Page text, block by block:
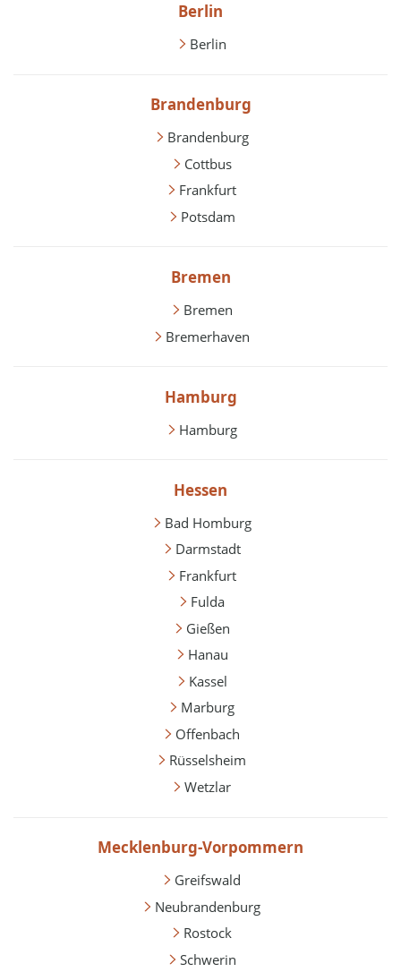
Berlin
Berlin
Brandenburg
Brandenburg
Cottbus
Frankfurt
Potsdam
Bremen
Bremen
Bremerhaven
Hamburg
Hamburg
Hessen
Bad Homburg
Darmstadt
Frankfurt
Fulda
Gießen
Hanau
Kassel
Marburg
Offenbach
Rüsselsheim
Wetzlar
Mecklenburg-Vorpommern
Greifswald
Neubrandenburg
Rostock
Schwerin